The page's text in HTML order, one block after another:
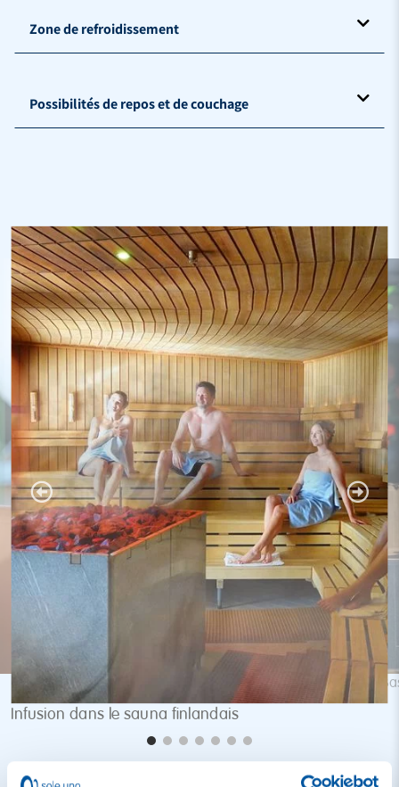
Zone de refroidissement
Possibilités de repos et de couchage
Infusion dans le sauna finlandais